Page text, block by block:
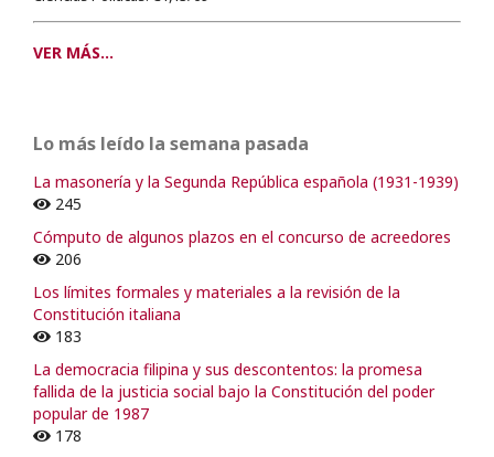
VER MÁS...
Lo más leído la semana pasada
La masonería y la Segunda República española (1931-1939)
245
Cómputo de algunos plazos en el concurso de acreedores
206
Los límites formales y materiales a la revisión de la
Constitución italiana
183
La democracia filipina y sus descontentos: la promesa
fallida de la justicia social bajo la Constitución del poder
popular de 1987
178